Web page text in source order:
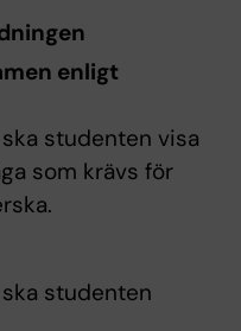
enligt
studenten visa
som krävs för
studenten